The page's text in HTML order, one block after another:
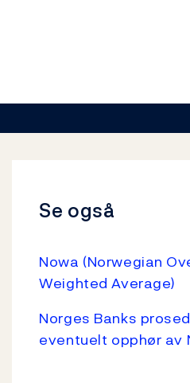
Se også
Nowa (Norwegian
Weighted Average)
Norges Banks
eventuelt opphør av